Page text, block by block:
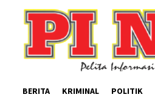
BERITA KRIMINAL POLITIK